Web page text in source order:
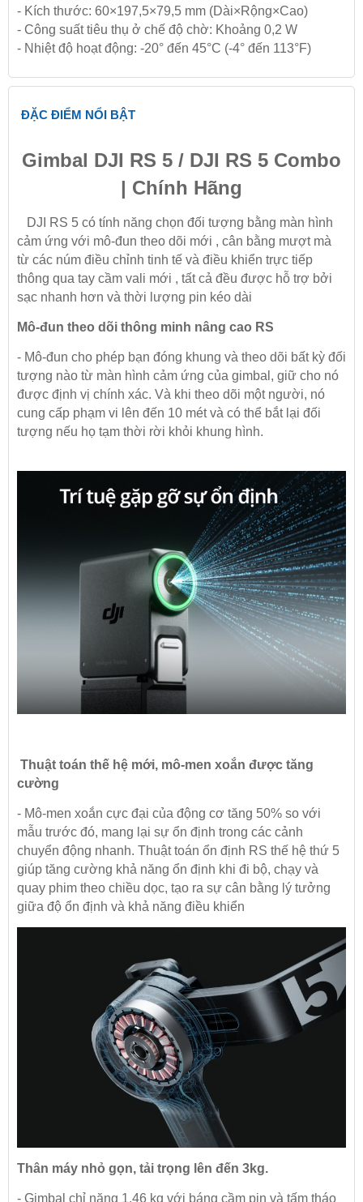
- Kích thước: 60×197,5×79,5 mm (Dài×Rộng×Cao)
- Công suất tiêu thụ ở chế độ chờ: Khoảng 0,2 W
- Nhiệt độ hoạt động: -20° đến 45°C (-4° đến 113°F)
ĐẶC ĐIỂM NỔI BẬT
Gimbal DJI RS 5 / DJI RS 5 Combo
| Chính Hãng
DJI RS 5 có tính năng chọn đối tượng bằng màn hình
cảm ứng với mô-đun theo dõi mới , cân bằng mượt mà
từ các núm điều chỉnh tinh tế và điều khiển trực tiếp
thông qua tay cầm vali mới , tất cả đều được hỗ trợ bởi
sạc nhanh hơn và thời lượng pin kéo dài
Mô-đun theo dõi thông minh nâng cao RS
- Mô-đun cho phép bạn đóng khung và theo dõi bất kỳ đối
tượng nào từ màn hình cảm ứng của gimbal, giữ cho nó
được định vị chính xác. Và khi theo dõi một người, nó
cung cấp phạm vi lên đến 10 mét và có thể bắt lại đối
tượng nếu họ tạm thời rời khỏi khung hình.
Thuật toán thế hệ mới, mô-men xoắn được tăng
cường
- Mô-men xoắn cực đại của động cơ tăng 50% so với
mẫu trước đó, mang lại sự ổn định trong các cảnh
chuyển động nhanh. Thuật toán ổn định RS thế hệ thứ 5
giúp tăng cường khả năng ổn định khi đi bộ, chạy và
quay phim theo chiều dọc, tạo ra sự cân bằng lý tưởng
giữa độ ổn định và khả năng điều khiển
Thân máy nhỏ gọn, tải trọng lên đến 3kg.
- Gimbal chỉ nặng 1,46 kg với báng cầm pin và tấm tháo